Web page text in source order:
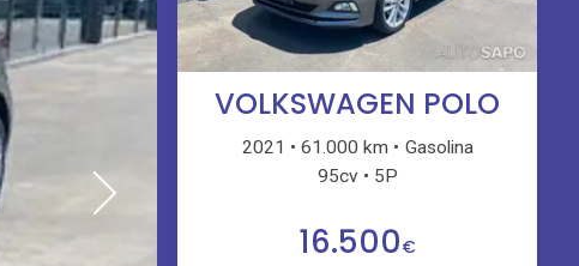
VOLKSWAGEN POLO
2021 61.000 km
Gasolina
95cv
5P
16.500€